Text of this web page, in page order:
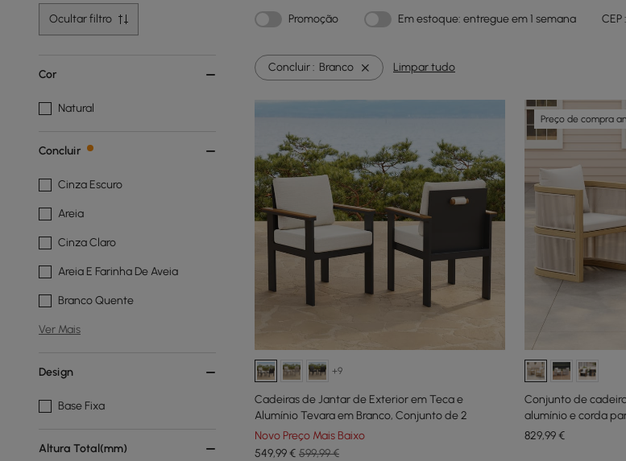
Ocultar filtro Promoção Em estoque: entregue em 1 semana CEP :
Cor
Natural
Concluir
Cinza Escuro
Areia
Cinza Claro
Areia E Farinha De Aveia
Branco Quente
Ver Mais
Design
Base Fixa
Altura Total(mm)
Concluir : Branco Limpar tudo
+9
Cadeiras de Jantar de Exterior em Teca e
Alumínio Tevara em Branco, Conjunto de 2
Novo Preço Mais Baixo
549,99€ 599,99 €
Preço de compra
Conjunto de
alumínio e corda
nogueira e aveia
829,99€